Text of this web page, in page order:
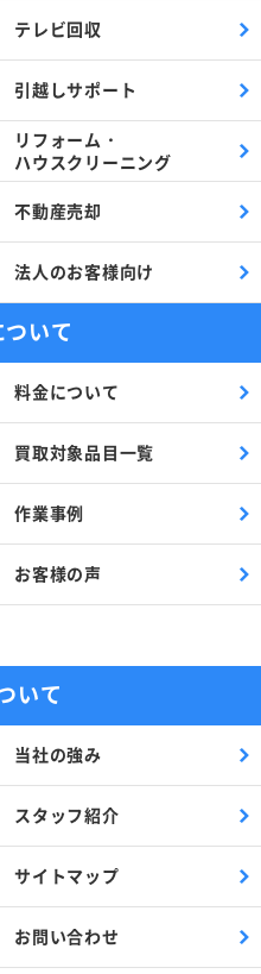
テレビ回収
引越しサポート
リフォーム・
ハウスクリーニング
不動産売却
法人のお客様向け
いて
料金について
買取対象品目一覧
作業事例
お客様の声
いて
当社の強み
スタッフ紹介
サイトマップ
お問い合わせ